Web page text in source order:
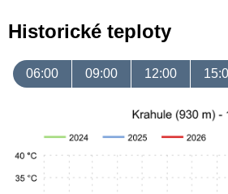
Historické teploty
06:00 09:00 12:00